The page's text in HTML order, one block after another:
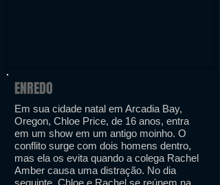
ENREDO
Em sua cidade natal em Arcadia Bay,
Oregon, Chloe Price, de 16 anos, entra
em um show em um antigo moinho. O
conflito surge com dois homens dentro,
mas ela os evita quando a colega Rachel
Amber causa uma distração. No dia
seguinte, Chloe e Rachel se reúnem na